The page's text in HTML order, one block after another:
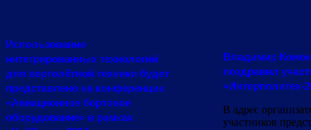
Использование
интегрированных технологий
для вертолётной техники будет
представлено на конференции
«Авиационное бортовое
оборудование» в рамках
Владимир
поздравил
«Интерполитех-
В адрес
участников